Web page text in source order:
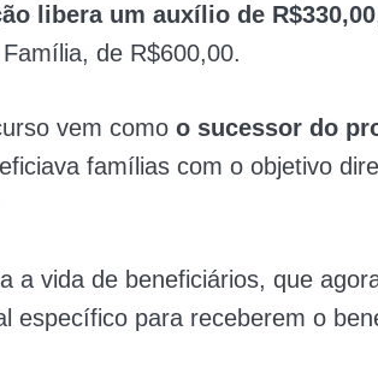
libera um auxílio de R$330,00
de R$600,00.
vem como o sucessor do
famílias com o objetivo
a vida de beneficiários, que
específico para receberem o